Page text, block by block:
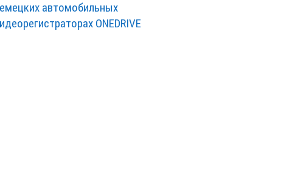
автомобильных
ONEDRIVE